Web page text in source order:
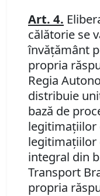
Art. 4.
călătorie se
învăţământ
propria
Regia
distribuie
bază de
legitimaţiilor
legitimaţiilor
integral din
Transport
propria